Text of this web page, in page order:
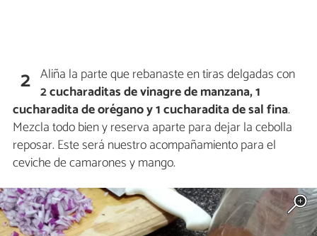
2 Aliña la parte que rebanaste en tiras delgadas con
2 cucharaditas de vinagre de manzana, 1
cucharadita de orégano y 1 cucharadita de sal fina.
Mezcla todo bien y reserva aparte para dejar la cebolla
reposar. Este será nuestro acompañamiento para el
ceviche de camarones y mango.